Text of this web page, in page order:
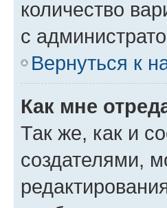
количество
с
Вернуться к
Как мне
Так же, как и
создателями,